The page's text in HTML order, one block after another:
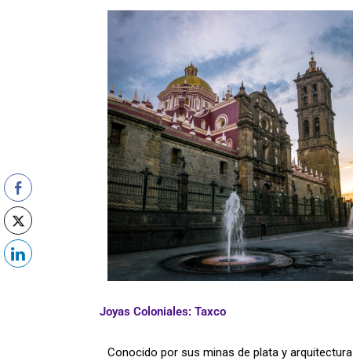
Joyas Coloniales: Taxco
Conocido por sus minas de plata y arquitectura